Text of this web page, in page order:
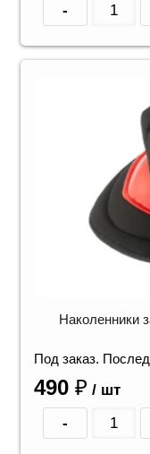
-
Наколенники
Под заказ.
490 ₽ / шт
-